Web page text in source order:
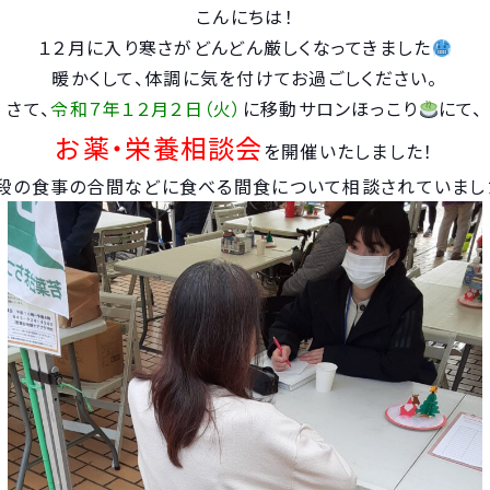
こんにちは！
１２月に入り寒さがどんどん厳しくなってきました
暖かくして、体調に気を付けてお過ごしください。
さて、令和７年１２月２日（火） に移動サロンほっこり にて、
お薬・栄養相談会を開催いたしました！
の食事の合間などに食べる間食について相談されていまし